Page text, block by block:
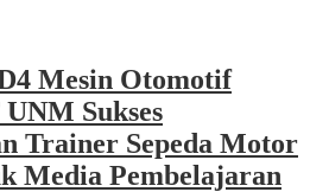
Mesin Otomotif
Sukses
Trainer Sepeda Motor
Media Pembelajaran